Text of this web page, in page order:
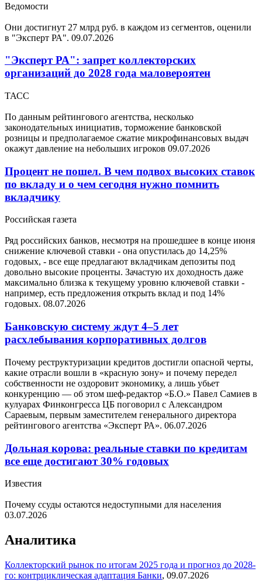
Ведомости
Они достигнут 27 млрд руб. в каждом из сегментов, оценили
в "Эксперт РА". 09.07.2026
"Эксперт РА": запрет коллекторских
организаций до 2028 года маловероятен
ТАСС
По данным рейтингового агентства, несколько
законодательных инициатив, торможение банковской
розницы и предполагаемое сжатие микрофинансовых выдач
окажут давление на небольших игроков 09.07.2026
Процент не пошел. В чем подвох высоких ставок
по вкладу и о чем сегодня нужно помнить
вкладчику
Российская газета
Ряд российских банков, несмотря на прошедшее в конце июня
снижение ключевой ставки - она опустилась до 14,25%
годовых, - все еще предлагают вкладчикам депозиты под
довольно высокие проценты. Зачастую их доходность даже
максимально близка к текущему уровню ключевой ставки -
например, есть предложения открыть вклад и под 14%
годовых. 08.07.2026
Банковскую систему ждут 4–5 лет
расхлебывания корпоративных долгов
Почему реструктуризации кредитов достигли опасной черты,
какие отрасли вошли в «красную зону» и почему передел
собственности не оздоровит экономику, а лишь убьет
конкуренцию — об этом шеф-редактор «Б.О.» Павел Самиев в
кулуарах Финконгресса ЦБ поговорил с Александром
Сараевым, первым заместителем генерального директора
рейтингового агентства «Эксперт РА». 06.07.2026
Дольная корова: реальные ставки по кредитам
все еще достигают 30% годовых
Известия
Почему ссуды остаются недоступными для населения
03.07.2026
Аналитика
Коллекторский рынок по итогам 2025 года и прогноз до 2028-
го: контрциклическая адаптация Банки, 09.07.2026